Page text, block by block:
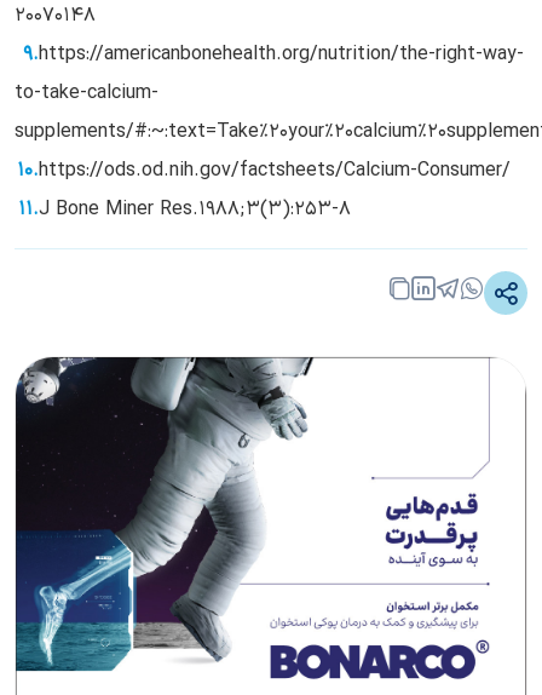
20070148
https://americanbonehealth.org/nutrition/the-right-way-
to-take-calcium-
supplements/
https://ods.od.nih.gov/factsheets/Calcium-Consumer/
J Bone Miner Res.1988;3(3):253-8